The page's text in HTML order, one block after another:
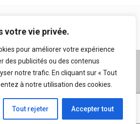
votre vie privée.
pour améliorer votre expérience
des publicités ou des contenus
notre trafic. En cliquant sur « Tout
à notre utilisation des cookies.
Tout rejeter Accepter tout
légales|Conditions générales
RSS| Nos auteurs|Archives|
de contenu
Copyright